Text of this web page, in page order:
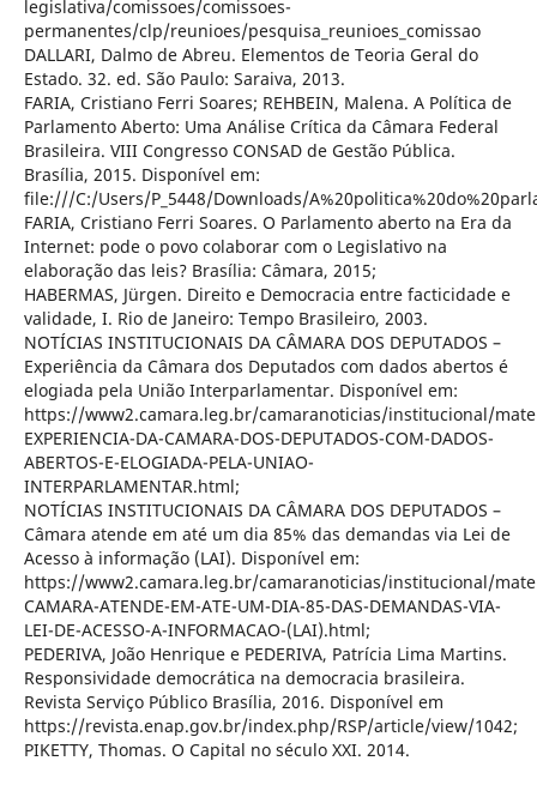
legislativa/comissoes/comissoes-
permanentes/clp/reunioes/pesquisa_reunioes_comissao
DALLARI, Dalmo de Abreu. Elementos de Teoria Geral do
Estado. 32. ed. São Paulo: Saraiva, 2013.
FARIA, Cristiano Ferri Soares; REHBEIN, Malena. A Política de
Parlamento Aberto: Uma Análise Crítica da Câmara Federal
Brasileira. VIII Congresso CONSAD de Gestão Pública.
Brasília, 2015. Disponível em:
file:///C:/Users/P_5448/Downloads/
FARIA, Cristiano Ferri Soares. O Parlamento aberto na Era da
Internet: pode o povo colaborar com o Legislativo na
elaboração das leis? Brasília: Câmara, 2015;
HABERMAS, Jürgen. Direito e Democracia entre facticidade e
validade, I. Rio de Janeiro: Tempo Brasileiro, 2003.
NOTÍCIAS INSTITUCIONAIS DA CÂMARA DOS DEPUTADOS –
Experiência da Câmara dos Deputados com dados abertos é
elogiada pela União Interparlamentar. Disponível em:
https://www2.camara.leg.br/camaranoticias/institucional/
EXPERIENCIA-DA-CAMARA-DOS-DEPUTADOS-COM-DADOS-
ABERTOS-E-ELOGIADA-PELA-UNIAO-
INTERPARLAMENTAR.html;
NOTÍCIAS INSTITUCIONAIS DA CÂMARA DOS DEPUTADOS –
Câmara atende em até um dia 85% das demandas via Lei de
Acesso à informação (LAI). Disponível em:
https://www2.camara.leg.br/camaranoticias/institucional/
CAMARA-ATENDE-EM-ATE-UM-DIA-85-DAS-DEMANDAS-VIA-
LEI-DE-ACESSO-A-INFORMACAO-(LAI).html;
PEDERIVA, João Henrique e PEDERIVA, Patrícia Lima Martins.
Responsividade democrática na democracia brasileira.
Revista Serviço Público Brasília, 2016. Disponível em
https://revista.enap.gov.br/index.php/RSP/article/view/1042;
PIKETTY, Thomas. O Capital no século XXI. 2014.